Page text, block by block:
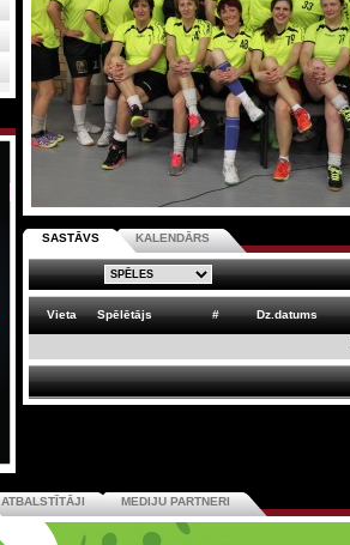
SASTĀVS KALENDĀRS
Vieta Spēlētājs # Dz.datums
ATBALSTĪTĀJI MEDIJU PARTNERI